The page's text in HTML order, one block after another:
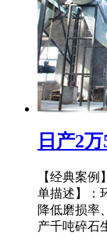
日产2
【经典案
单描述】：
降低磨损率
产千吨碎石